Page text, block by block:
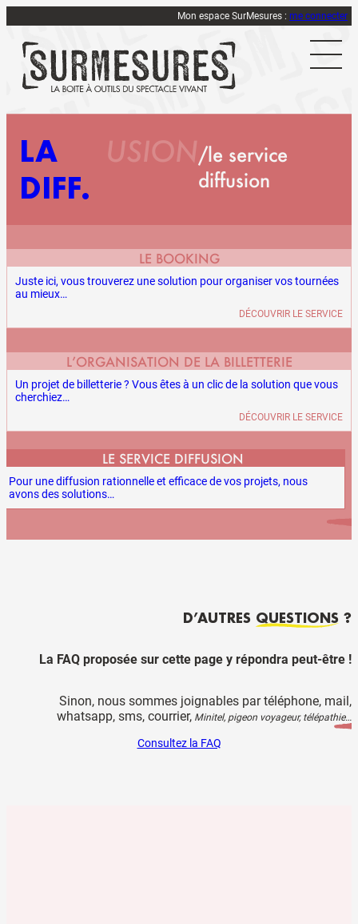
Mon espace SurMesures : me connecter
LA
DIFF
USION le service
diffusion
LE BOOKING
Juste ici, vous trouverez une solution pour organiser vos tournées
au mieux…
DÉCOUVRIR LE SERVICE
L’ORGANISATION DE LA BILLETTERIE
Un projet de billetterie ? Vous êtes à un clic de la solution que vous
cherchiez…
DÉCOUVRIR LE SERVICE
LE SERVICE DIFFUSION
Pour une diffusion rationnelle et efficace de vos projets, nous
avons des solutions…
D’AUTRES QUESTIONS ?
La FAQ proposée sur cette page y répondra peut-être !
Sinon, nous sommes joignables par téléphone, mail,
whatsapp, sms, courrier, Minitel, pigeon voyageur, télépathie…
Consultez la FAQ